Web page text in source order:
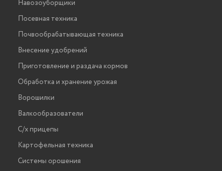
Навозоуборщики
Посевная техника
Почвообрабатывающая техника
Внесение удобрений
Приготовление и раздача кормов
Обработка и хранение урожая
Ворошилки
Валкообразователи
С/х прицепы
Картофельная техника
Системы орошения